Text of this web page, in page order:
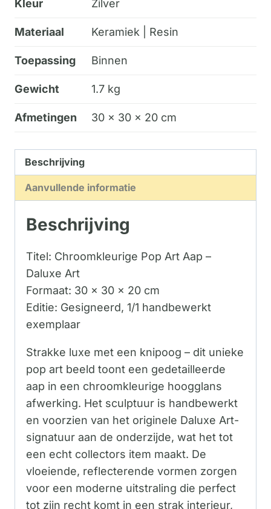
Kleur Zilver
Materiaal Keramiek | Resin
Toepassing Binnen
Gewicht 1.7 kg
Afmetingen 30 × 30 × 20 cm
Beschrijving
Aanvullende informatie
Beschrijving
Titel: Chroomkleurige Pop Art Aap –
Daluxe Art
Formaat: 30 x 30 x 20 cm
Editie: Gesigneerd, 1/1 handbewerkt
exemplaar
Strakke luxe met een knipoog – dit unieke
pop art beeld toont een gedetailleerde
aap in een chroomkleurige hoogglans
afwerking. Het sculptuur is handbewerkt
en voorzien van het originele Daluxe Art-
signatuur aan de onderzijde, wat het tot
een echt collectors item maakt. De
vloeiende, reflecterende vormen zorgen
voor een moderne uitstraling die perfect
tot zijn recht komt in een strak interieur,